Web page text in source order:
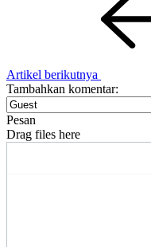
Artikel berikutnya
Tambahkan komentar:
Pesan
Drag files here